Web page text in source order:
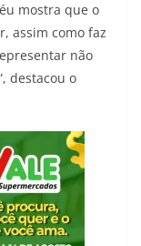
mostra que o
assim como faz
não
destacou o